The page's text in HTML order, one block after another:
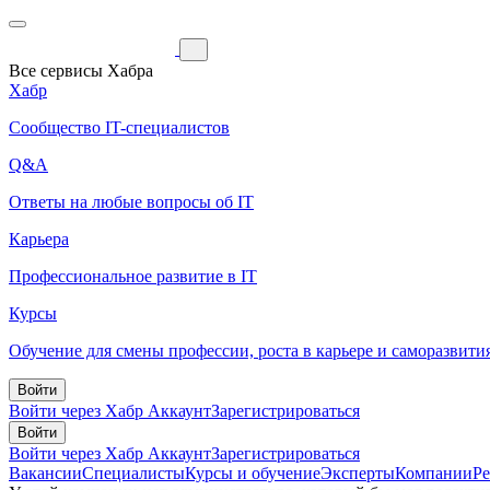
Все сервисы Хабра
Хабр
Сообщество IT-специалистов
Q&A
Ответы на любые вопросы об IT
Карьера
Профессиональное развитие в IT
Курсы
Обучение для смены профессии, роста в карьере и
Войти
Войти через Хабр АккаунтЗарегистрироваться
Войти
Войти через Хабр АккаунтЗарегистрироваться
ВакансииСпециалистыКурсы и обучениеЭкспертыКомпании